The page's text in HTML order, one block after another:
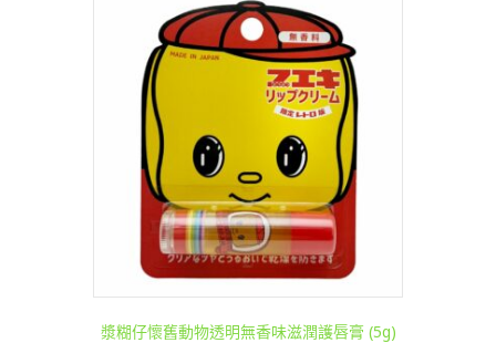
漿糊仔懷舊動物透明無香味滋潤護唇膏 (5g)